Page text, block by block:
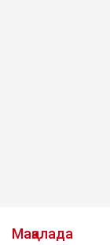
Мақалада